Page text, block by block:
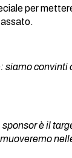
per
siamo
è il